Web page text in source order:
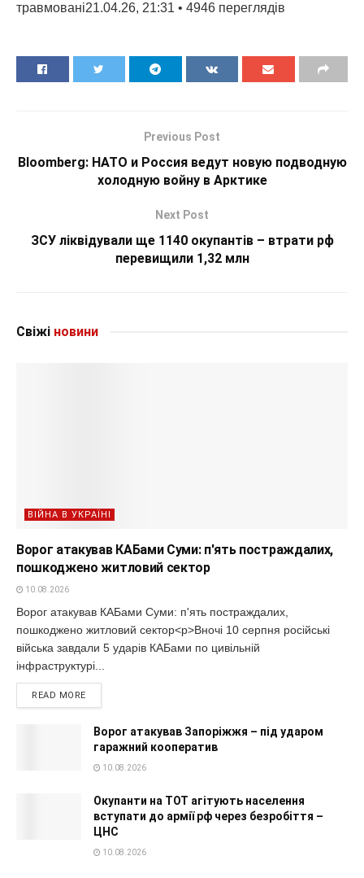
травмовані21.04.26, 21:31 • 4946 переглядiв
Previous Post
Bloomberg: НАТО и Россия ведут новую подводную
холодную войну в Арктике
Next Post
ЗСУ ліквідували ще 1140 окупантів – втрати рф
перевищили 1,32 млн
Свіжі новини
ВІЙНА В УКРАЇНІ
Ворог атакував КАБами Суми: п'ять постраждалих,
пошкоджено житловий сектор
10.08.2026
Ворог атакував КАБами Суми: п'ять постраждалих,
пошкоджено житловий сектор<p>Вночі 10 серпня російські
війська завдали 5 ударів КАБами по цивільній
інфраструктурі...
READ MORE
Ворог атакував Запоріжжя – під ударом
гаражний кооператив
10.08.2026
Окупанти на ТОТ агітують населення
вступати до армії рф через безробіття –
ЦНС
10.08.2026